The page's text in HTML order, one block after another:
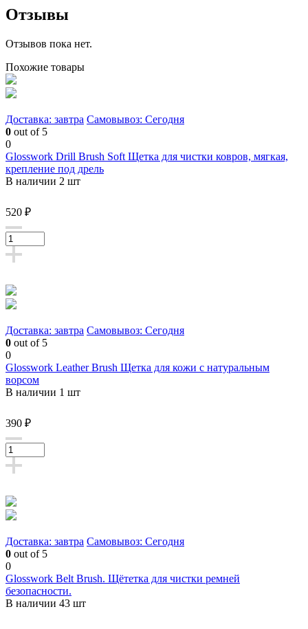
Отзывы
Отзывов пока нет.
Похожие товары
Доставка: завтра Самовывоз: Сегодня
0 out of 5
0
Glosswork Drill Brush Soft Щетка для чистки ковров, мягкая,
крепление под дрель
В наличии 2 шт
520 ₽
Доставка: завтра Самовывоз: Сегодня
0 out of 5
0
Glosswork Leather Brush Щетка для кожи с натуральным
ворсом
В наличии 1 шт
390 ₽
Доставка: завтра Самовывоз: Сегодня
0 out of 5
0
Glosswork Belt Brush. Щётетка для чистки ремней
безопасности.
В наличии 43 шт